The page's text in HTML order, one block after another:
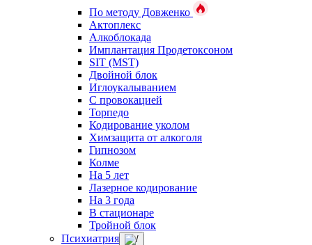
По методу Довженко
Актоплекс
Алкоблокада
Имплантация Продетоксоном
SIT (MST)
Двойной блок
Иглоукалыванием
С провокацией
Торпедо
Кодирование уколом
Химзащита от алкоголя
Гипнозом
Колме
На 5 лет
Лазерное кодирование
На 3 года
В стационаре
Тройной блок
Психиатрия